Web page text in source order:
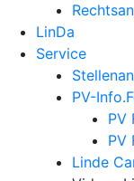
LinDa
Service
PV-
PV
PV
Linde